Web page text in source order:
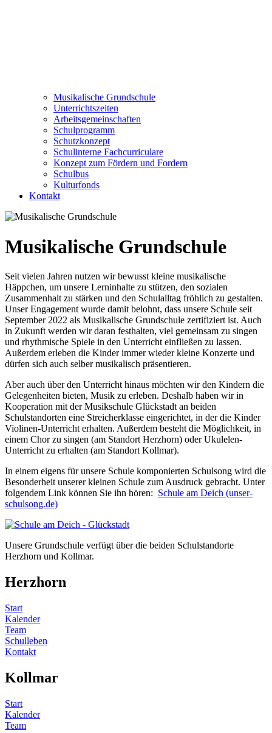
Musikalische Grundschule
Unterrichtszeiten
Arbeitsgemeinschaften
Schulprogramm
Schutzkonzept
Schulinterne Fachcurriculare
Konzept zum Fördern und Fordern
Schulbus
Kulturfonds
Kontakt
Musikalische Grundschule
Seit vielen Jahren nutzen wir bewusst kleine musikalische
Häppchen, um unsere Lerninhalte zu stützen, den sozialen
Zusammenhalt zu stärken und den Schulalltag fröhlich zu gestalten.
Unser Engagement wurde damit belohnt, dass unsere Schule seit
September 2022 als Musikalische Grundschule zertifiziert ist. Auch
in Zukunft werden wir daran festhalten, viel gemeinsam zu singen
und rhythmische Spiele in den Unterricht einfließen zu lassen.
Außerdem erleben die Kinder immer wieder kleine Konzerte und
dürfen sich auch selber musikalisch präsentieren.
Aber auch über den Unterricht hinaus möchten wir den Kindern die
Gelegenheiten bieten, Musik zu erleben. Deshalb haben wir in
Kooperation mit der Musikschule Glückstadt an beiden
Schulstandorten eine Streicherklasse eingerichtet, in der die Kinder
Violinen-Unterricht erhalten. Außerdem besteht die Möglichkeit, in
einem Chor zu singen (am Standort Herzhorn) oder Ukulelen-
Unterricht zu erhalten (am Standort Kollmar).
In einem eigens für unsere Schule komponierten Schulsong wird die
Besonderheit unserer kleinen Schule zum Ausdruck gebracht. Unter
folgendem Link können Sie ihn hören: Schule am Deich (unser-
schulsong.de)
Unsere Grundschule verfügt über die beiden Schulstandorte
Herzhorn und Kollmar.
Herzhorn
Start
Kalender
Team
Schulleben
Kontakt
Kollmar
Start
Kalender
Team